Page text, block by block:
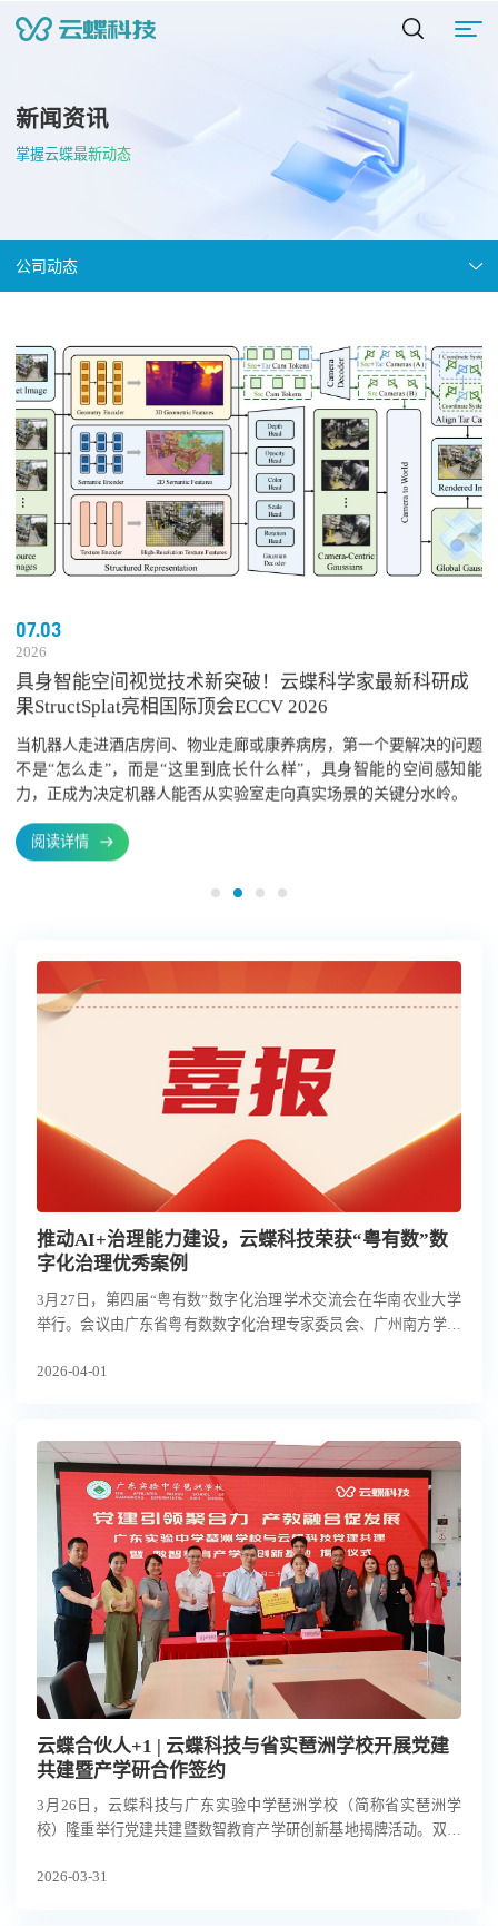
新闻资讯
掌握云蝶最新动态
公司动态
07.03
2026
具身智能空间视觉技术新突破！云蝶科学家最新科研成
果StructSplat亮相国际顶会ECCV 2026
当机器人走进酒店房间、物业走廊或康养病房，第一个要解决的问题
不是“怎么走”，而是“这里到底长什么样”，具身智能的空间感知能
力，正成为决定机器人能否从实验室走向真实场景的关键分水岭。
阅读详情
推动AI+治理能力建设，云蝶科技荣获“粤有数”数
字化治理优秀案例
3月27日，第四届“粤有数”数字化治理学术交流会在华南农业大学
举行。会议由广东省粤有数数字化治理专家委员会、广州南方学院
调研与多维评价，从百余项参选案例中进行遴选，云蝶科技 “海珠
2026-04-01
云蝶合伙人+1 | 云蝶科技与省实琶洲学校开展党建
共建暨产学研合作签约
3月26日，云蝶科技与广东实验中学琶洲学校（简称省实琶洲学
校）隆重举行党建共建暨数智教育产学研创新基地揭牌活动。双方
校长钟民，云蝶科技常务副总裁刘丽丽博士、党支部书记罗崇键等
2026-03-31